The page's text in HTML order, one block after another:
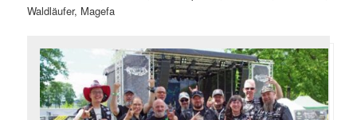
Waldläufer, Magefa